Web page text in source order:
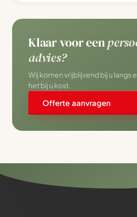
Klaar voor een
advies?
Wij komen vrijblijvend bij u langs
het bij u kost.
Offerte aanvragen